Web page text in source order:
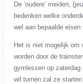
De ‘oudere’ meiden,
bedenken welke
wel aan bepaalde eisen
Het is niet mogelijk om
worden door de
gymlessen op
wil turnen zal ze